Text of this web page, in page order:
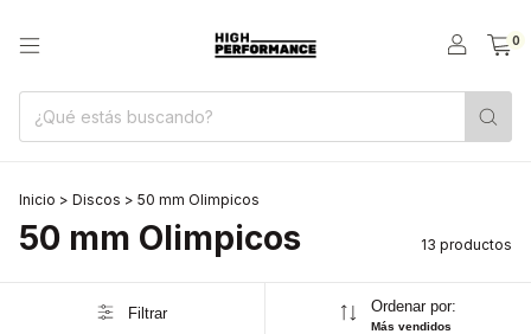
0
Inicio > Discos > 50 mm Olimpicos
50 mm Olimpicos 13 productos
Filtrar Ordenar por:
Más vendidos